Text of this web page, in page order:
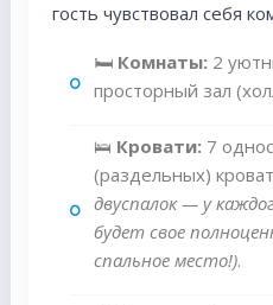
гость чувствовал себя
🛏 Комнаты: 2
просторный зал
🛌 Кровати: 7
(раздельных)
двуспалок — у
будет свое
спальное место!).